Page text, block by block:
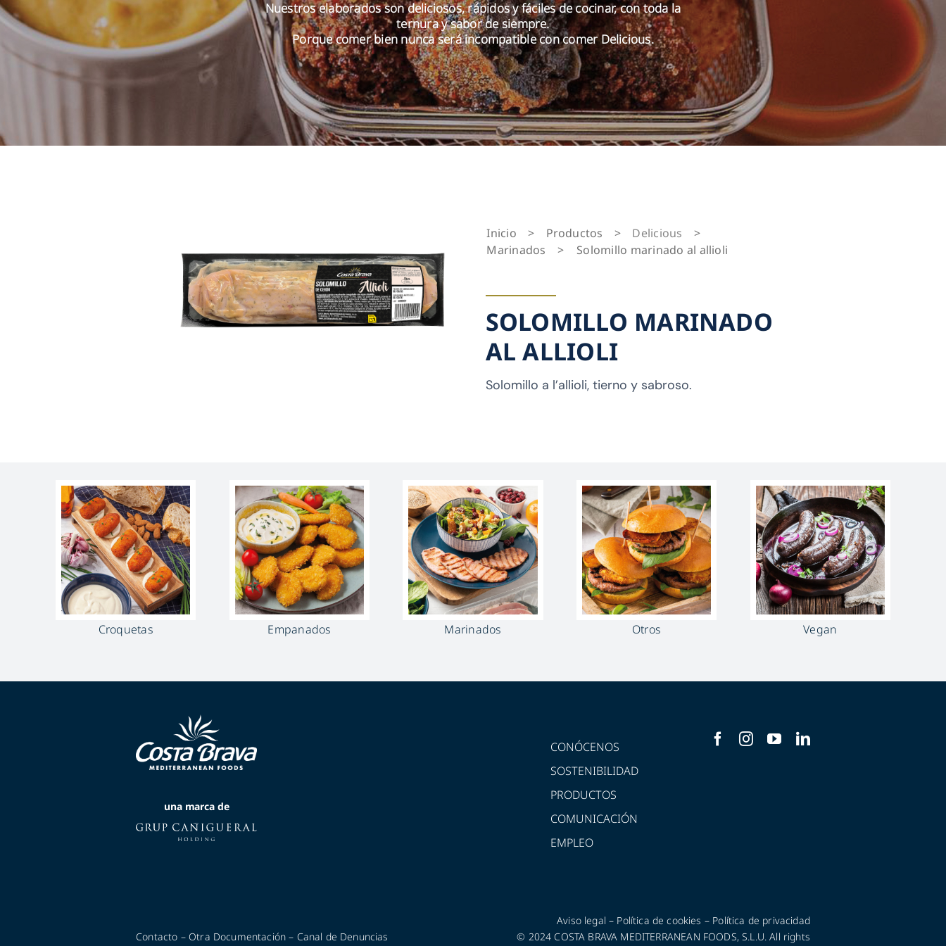
Nuestros elaborados son deliciosos, rápidos y fáciles de cocinar, con toda la
ternura y sabor de siempre.
Porque comer bien nunca será incompatible con comer Delicious.
Inicio > Productos > Delicious
>
Marinados
> Solomillo marinado al allioli
SOLOMILLO MARINADO
AL ALLIOLI
Solomillo a l’allioli, tierno y sabroso.
Croquetas Empanados Marinados Otros Vegan
una marca de
CONÓCENOS
SOSTENIBILIDAD
PRODUCTOS
COMUNICACIÓN
EMPLEO
Contacto – Otra Documentación – Canal de Denuncias
Aviso legal – Política de cookies – Política de privacidad
© 2024 COSTA BRAVA MEDITERRANEAN FOODS, S.L.U. All rights